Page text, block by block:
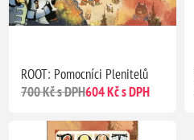
ROOT: Pomocníci Plenitelů
700 Kč s DPH604 Kč s DPH